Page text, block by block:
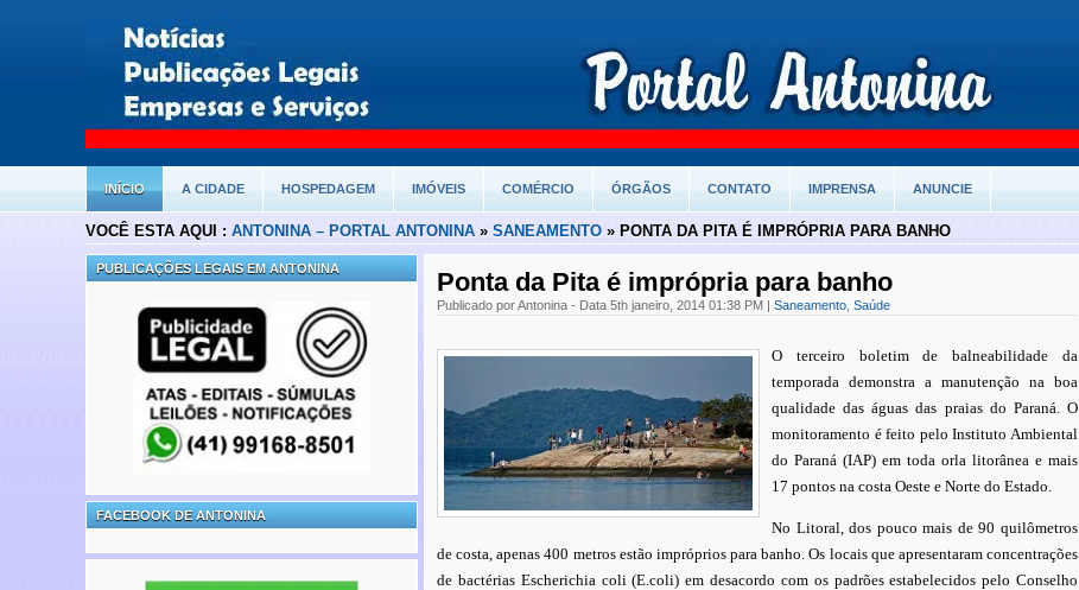
INÍCIO A CIDADE HOSPEDAGEM IMÓVEIS COMÉRCIO ÓRGÃOS CONTATO IMPRENSA ANUNCIE
VOCÊ ESTA AQUI : ANTONINA – PORTAL ANTONINA » SANEAMENTO » PONTA DA PITA É IMPRÓPRIA PARA BANHO
PUBLICAÇÕES LEGAIS EM ANTONINA
FACEBOOK DE ANTONINA
Ponta da Pita é imprópria para banho
Publicado por Antonina - Data 5th janeiro, 2014 01:38 PM | Saneamento Saúde
O terceiro boletim de balneabilidade da
temporada demonstra a manutenção na boa
qualidade das águas das praias do Paraná. O
monitoramento é feito pelo Instituto Ambiental
do Paraná (IAP) em toda orla litorânea e mais
17 pontos na costa Oeste e Norte do Estado.
No Litoral, dos pouco mais de 90 quilômetros
de costa, apenas 400 metros estão impróprios para banho. Os locais que apresentaram concentrações
de bactérias Escherichia coli (E.coli) em desacordo com os padrões estabelecidos pelo Conselho